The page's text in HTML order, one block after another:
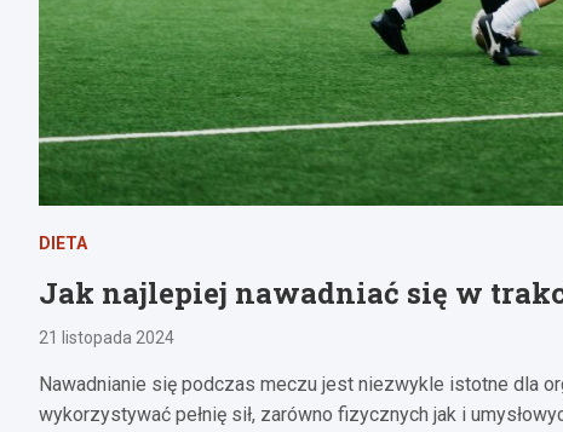
DIETA
Jak najlepiej nawadniać się w
21 listopada 2024
Nawadnianie się podczas meczu jest niezwykle istotne dla
wykorzystywać pełnię sił, zarówno fizycznych jak i